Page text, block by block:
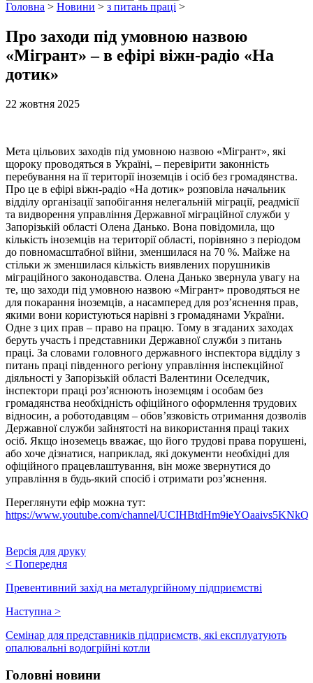
Головна > Новини > з питань праці >
Про заходи під умовною назвою
«Мігрант» – в ефірі віжн-радіо «На
дотик»
22 жовтня 2025
Мета цільових заходів під умовною назвою «Мігрант», які
щороку проводяться в Україні, – перевірити законність
перебування на її території іноземців і осіб без громадянства.
Про це в ефірі віжн-радіо «На дотик» розповіла начальник
відділу організації запобігання нелегальній міграції, реадмісії
та видворення управління Державної міграційної служби у
Запорізькій області Олена Данько. Вона повідомила, що
кількість іноземців на території області, порівняно з періодом
до повномасштабної війни, зменшилася на 70 %. Майже на
стільки ж зменшилася кількість виявлених порушників
міграційного законодавства. Олена Данько звернула увагу на
те, що заходи під умовною назвою «Мігрант» проводяться не
для покарання іноземців, а насамперед для роз’яснення прав,
якими вони користуються нарівні з громадянами України.
Одне з цих прав – право на працю. Тому в згаданих заходах
беруть участь і представники Державної служби з питань
праці. За словами головного державного інспектора відділу з
питань праці південного регіону управління інспекційної
діяльності у Запорізькій області Валентини Оселедчик,
інспектори праці роз’яснюють іноземцям і особам без
громадянства необхідність офіційного оформлення трудових
відносин, а роботодавцям – обов’язковість отримання дозволів
Державної служби зайнятості на використання праці таких
осіб. Якщо іноземець вважає, що його трудові права порушені,
або хоче дізнатися, наприклад, які документи необхідні для
офіційного працевлаштування, він може звернутися до
управління в будь-який спосіб і отримати роз’яснення.
Переглянути ефір можна тут:
https://www.youtube.com/channel/UCIHBtdHm9ieYOaaivs5KNkQ
Версія для друку
< Попередня
Превентивний захід на металургійному підприємстві
Наступна >
Семінар для представників підприємств, які експлуатують
опалювальні водогрійні котли
Головні новини